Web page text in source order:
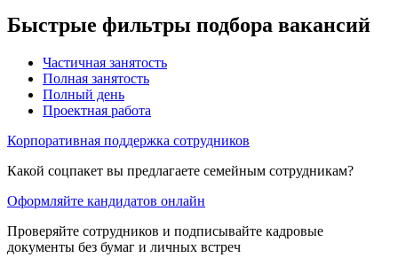
Быстрые фильтры подбора вакансий
Частичная занятость
Полная занятость
Полный день
Проектная работа
Корпоративная поддержка сотрудников
Какой соцпакет вы предлагаете семейным сотрудникам?
Оформляйте кандидатов онлайн
Проверяйте сотрудников и подписывайте кадровые
документы без бумаг и личных встреч